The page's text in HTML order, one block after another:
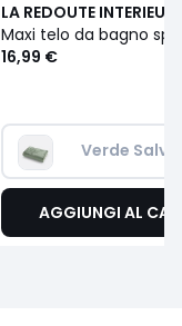
LA REDOUTE
16,99 €
Verde
AGGIUNGI AL